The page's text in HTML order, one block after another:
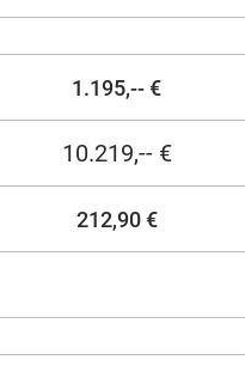
1.195,-- €
10.219,-- €
212,90 €